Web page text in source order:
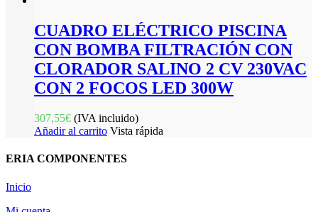
CUADRO ELÉCTRICO PISCINA
CON BOMBA FILTRACIÓN CON
CLORADOR SALINO 2 CV 230VAC
CON 2 FOCOS LED 300W
307,55€ (IVA incluido)
Añadir al carrito Vista rápida
ERIA COMPONENTES
Inicio